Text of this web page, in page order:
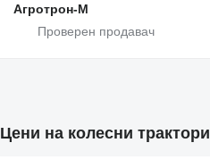
Агротрон-М
Цени на колесни трактори